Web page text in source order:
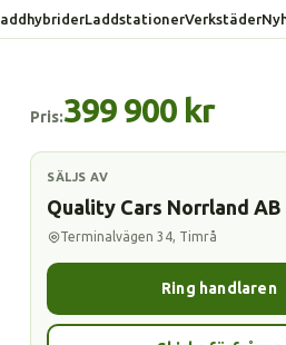
LaddstationerVerkstäder
Pris:399 900 kr
SÄLJS AV
Quality Cars Norrland AB
Terminalvägen 34, Timrå
Ring handlaren